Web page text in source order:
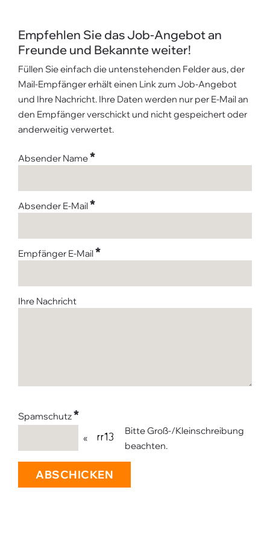
Empfehlen Sie das Job-Angebot an
Freunde und Bekannte weiter!
Füllen Sie einfach die untenstehenden Felder aus, der
Mail-Empfänger erhält einen Link zum Job-Angebot
und Ihre Nachricht. Ihre Daten werden nur per E-Mail an
den Empfänger verschickt und nicht gespeichert oder
anderweitig verwertet.
Absender Name*
Absender E-Mail*
Empfänger E-Mail*
Ihre Nachricht
Spamschutz*
«
Bitte Groß-/Kleinschreibung
beachten.